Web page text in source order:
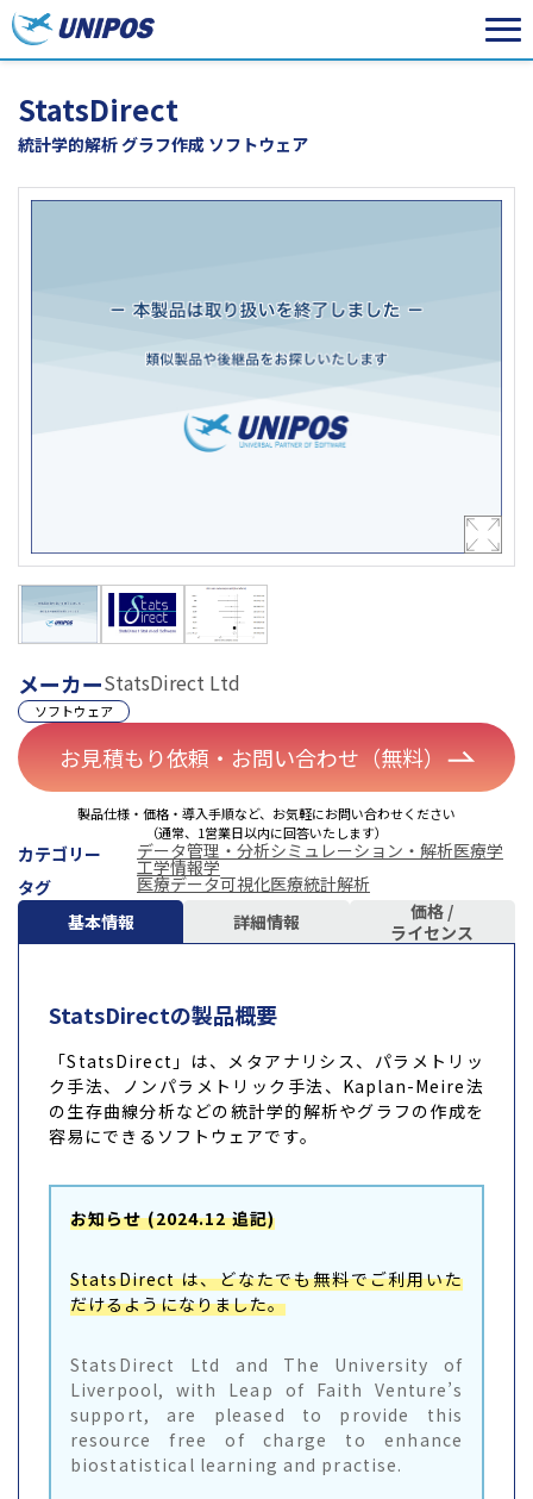
StatsDirect
統計学的解析 グラフ作成 ソフトウェア
メーカーStatsDirect Ltd
ソフトウェア
お見積もり依頼・お問い合わせ（無料）
製品仕様・価格・導入手順など、お気軽にお問い合わせください
（通常、1営業日以内に回答いたします）
カテゴリー データ管理・分析シミュレーション・解析医療学
工学情報学
タグ
医療データ可視化医療統計解析
基本情報
詳細情報
価格 /
ライセンス
StatsDirectの製品概要
「StatsDirect」は、メタアナリシス、パラメトリッ
ク手法、ノンパラメトリック手法、Kaplan-Meire法
の生存曲線分析などの統計学的解析やグラフの作成を
容易にできるソフトウェアです。
お知らせ (2024.12 追記)
StatsDirect は、どなたでも無料でご利用いた
だけるようになりました。
StatsDirect Ltd and The University of
Liverpool, with Leap of Faith Venture’s
support, are pleased to provide this
resource free of charge to enhance
biostatistical learning and practise.